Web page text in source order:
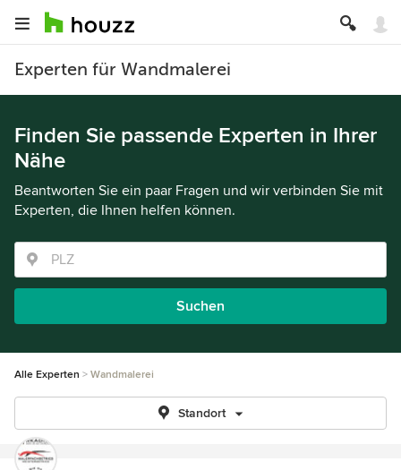
Experten für Wandmalerei
Finden Sie passende Experten in Ihrer
Nähe
Beantworten Sie ein paar Fragen und wir verbinden Sie mit
Experten, die Ihnen helfen können.
Suchen
Alle Experten Wandmalerei
Standort